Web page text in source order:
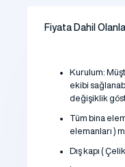
Fiyata Dahil
Kurulum:
ekibi
değişiklik
Tüm bina
elemanları )
Dış kapı (